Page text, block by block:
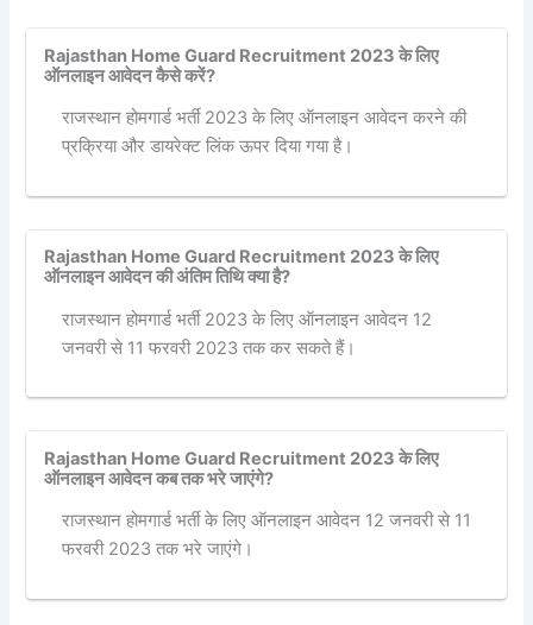
Rajasthan Home Guard Recruitment 2023 के लिए
ऑनलाइन आवेदन कैसे करें?
राजस्थान होमगार्ड भर्ती 2023 के लिए ऑनलाइन आवेदन करने की
प्रक्रिया और डायरेक्ट लिंक ऊपर दिया गया है।
Rajasthan Home Guard Recruitment 2023 के लिए
ऑनलाइन आवेदन की अंतिम तिथि क्या है?
राजस्थान होमगार्ड भर्ती 2023 के लिए ऑनलाइन आवेदन 12
जनवरी से 11 फरवरी 2023 तक कर सकते हैं।
Rajasthan Home Guard Recruitment 2023 के लिए
ऑनलाइन आवेदन कब तक भरे जाएंगे?
राजस्थान होमगार्ड भर्ती के लिए ऑनलाइन आवेदन 12 जनवरी से 11
फरवरी 2023 तक भरे जाएंगे।